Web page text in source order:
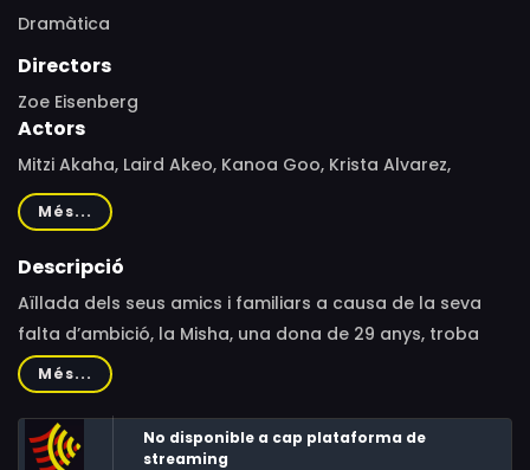
Dramàtica
Directors
Zoe Eisenberg
Actors
Mitzi Akaha, Laird Akeo, Kanoa Goo, Krista Alvarez,
Jessica Jade Andres, Ioane Goodhue
Més...
Descripció
Aïllada dels seus amics i familiars a causa de la seva
falta d’ambició, la Misha, una dona de 29 anys, troba
una perillosa connexió en un jove atleta de 18 anys que
la confon amb una companya d’estudis.
Més...
No disponible a cap plataforma de
streaming